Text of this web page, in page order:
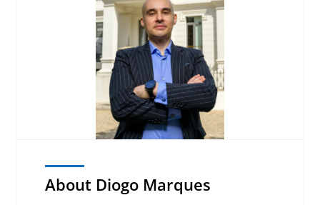
About Diogo Marques